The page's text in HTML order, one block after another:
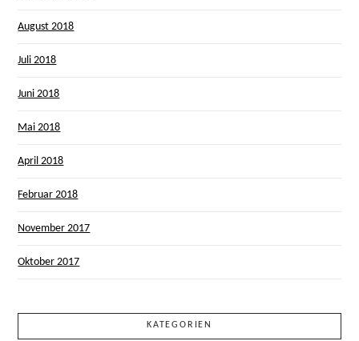
August 2018
Juli 2018
Juni 2018
Mai 2018
April 2018
Februar 2018
November 2017
Oktober 2017
KATEGORIEN